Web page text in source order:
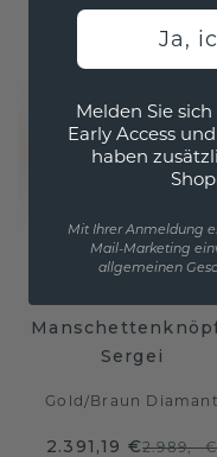
Sergei
Gold/Braun Diamant
2.391,19 €2.989,- €
Ja,
Melden Sie
Early Access
haben
Mit Ihrer Anmeldung
Mail-Marketing
allgemeinen